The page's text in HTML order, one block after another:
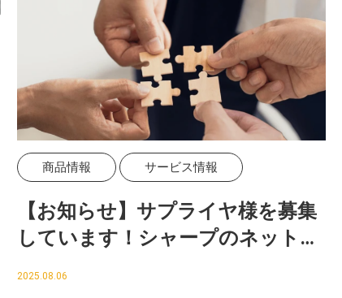
商品情報 サービス情報
【お知らせ】サプライヤ様を募集
しています！シャープのネットワ
2025.08.06